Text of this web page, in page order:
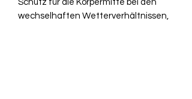
Schutz für die Körpermitte bei den
wechselhaften Wetterverhältnissen,